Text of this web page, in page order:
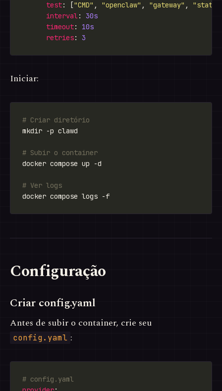
test: ["CMD" , "openclaw" , "gateway" ,
interval: 30s
timeout: 10s
retries: 3
Iniciar:
# Criar diretório
# Subir o container
# Ver logs
Configuração
Criar config.yaml
Antes de subir o container, crie seu
config.yaml :
# config.yaml